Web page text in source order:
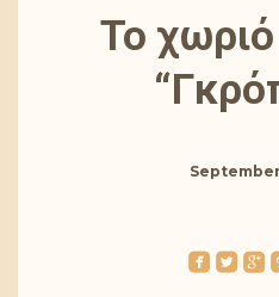
Το
September
roundedfacebook roundedtwitterbird roundedgoogleplus